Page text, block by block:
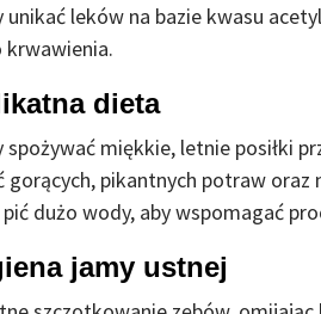
unikać leków na bazie kwasu
krwawienia.
dieta
spożywać miękkie, letnie posiłki
gorących, pikantnych potraw oraz
dużo wody, aby wspomagać
jamy ustnej